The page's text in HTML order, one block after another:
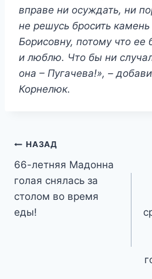
вправе ни осуждать, ни
не решусь бросить
Борисовну, потому что
и люблю. Что бы ни
она – Пугачева!», –
Корнелюк.
Навигация
по
записям
НАЗАД
66-летняя Мадонна
голая снялась за
столом во время
еды!